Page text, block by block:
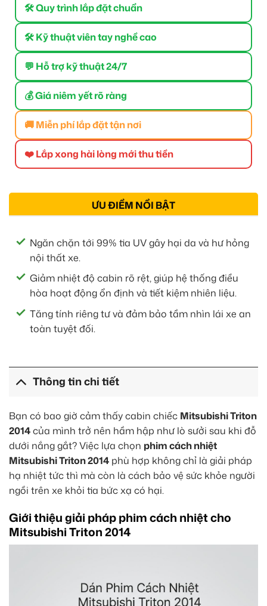
🛠 Quy trình lắp đặt chuẩn
🛠 Kỹ thuật viên tay nghề cao
💬 Hỗ trợ kỹ thuật 24/7
💰 Giá niêm yết rõ ràng
🚚 Miễn phí lắp đặt tận nơi
❤️ Lắp xong hài lòng mới thu tiền
ƯU ĐIỂM NỔI BẬT
Ngăn chặn tới 99% tia UV gây hại da và hư hỏng
nội thất xe.
Giảm nhiệt độ cabin rõ rệt, giúp hệ thống điều
hòa hoạt động ổn định và tiết kiệm nhiên liệu.
Tăng tính riêng tư và đảm bảo tầm nhìn lái xe an
toàn tuyệt đối.
Thông tin chi tiết
Bạn có bao giờ cảm thấy cabin chiếc Mitsubishi Triton
2014của mình trở nên hầm hập như lò sưởi sau khi đỗ
dưới nắng gắt? Việc lựa chọn phim cách nhiệt
Mitsubishi Triton 2014 phù hợp không chỉ là giải pháp
hạ nhiệt tức thì mà còn là cách bảo vệ sức khỏe người
ngồi trên xe khỏi tia bức xạ có hại.
Giới thiệu giải pháp phim cách nhiệt cho
Mitsubishi Triton 2014